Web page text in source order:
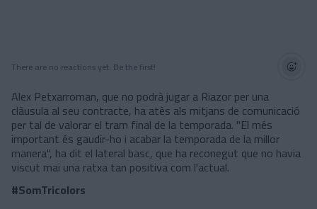
There are no reactions yet. Be the first!
Alex Petxarroman, que no podrà jugar a Riazor per una
clàusula al seu contracte, ha atès als mitjans de comunicació
per tal de valorar el tram final de la temporada. "El més
important és gaudir-ho i acabar la temporada de la millor
manera", ha dit el lateral basc, que ha reconegut que no havia
viscut mai una ratxa tan positiva com l'actual.
#SomTricolors